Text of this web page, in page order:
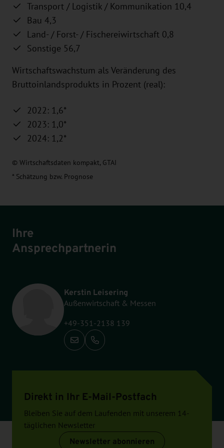
Transport / Logistik / Kommunikation 10,4
Bau 4,3
Land- / Forst- / Fischereiwirtschaft 0,8
Sonstige 56,7
Wirtschaftswachstum als Veränderung des
Bruttoinlandsprodukts in Prozent (real):
2022: 1,6*
2023: 1,0*
2024: 1,2*
© Wirtschaftsdaten kompakt, GTAI
* Schätzung bzw. Prognose
Ihre
Ansprechpartnerin
Kerstin Leisering
Außenwirtschaft & Messen
+49-351-2138 139
Anrufen: +49-351-2138 139
Direkt in Ihr E-Mail-Postfach
Bleiben Sie auf dem Laufenden mit unserem 14-
täglichen Newsletter
Newsletter abonnieren